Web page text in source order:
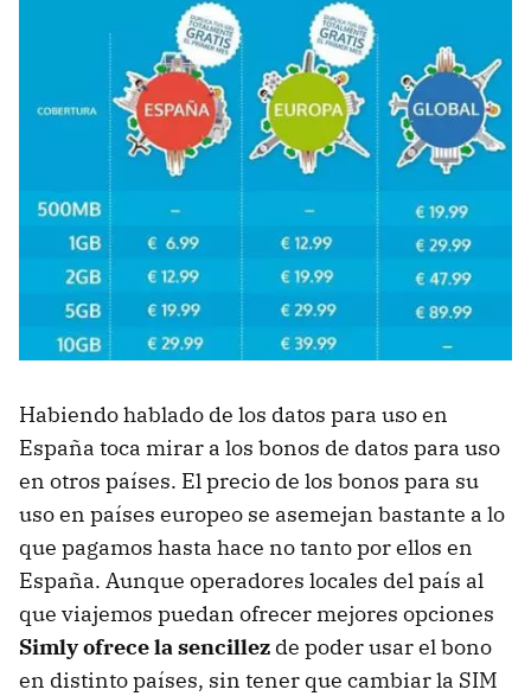
Habiendo hablado de los datos para uso en
España toca mirar a los bonos de datos para uso
en otros países. El precio de los bonos para su
uso en países europeo se asemejan bastante a lo
que pagamos hasta hace no tanto por ellos en
España. Aunque operadores locales del país al
que viajemos puedan ofrecer mejores opciones
Simly ofrece la sencillez de poder usar el bono
en distinto países, sin tener que cambiar la SIM